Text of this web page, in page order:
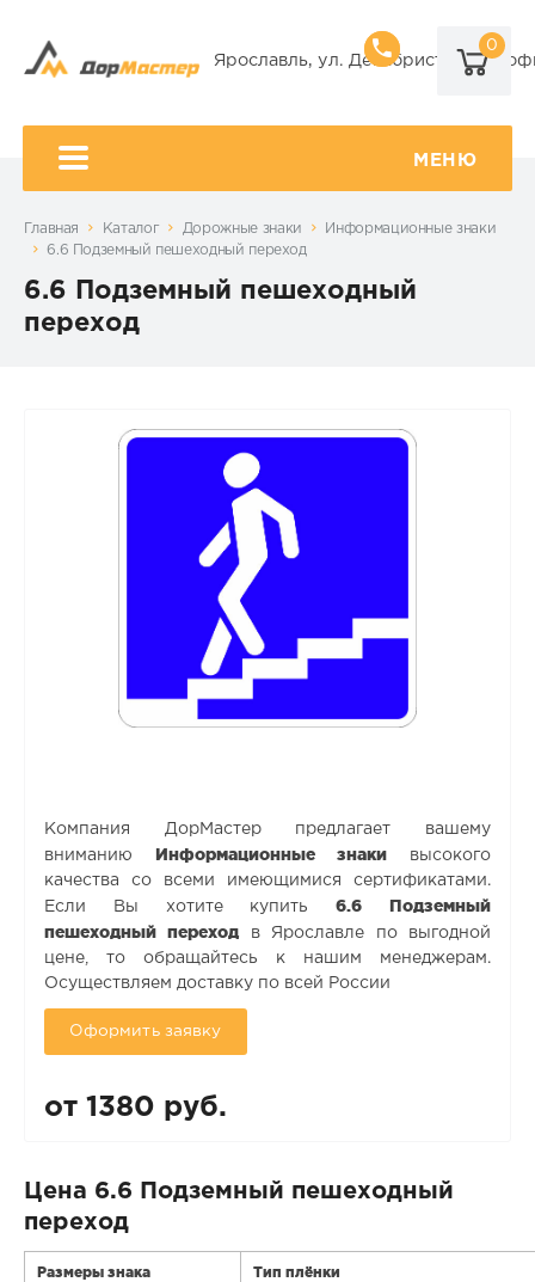
Ярославль, ул. Декабристов, 9А,
8 (920) 101-
0
МЕНЮ
Главная Каталог Дорожные знаки
Информационные знаки
6.6 Подземный пешеходный переход
6.6 Подземный пешеходный
переход
Компания ДорМастер предлагает вашему
вниманию Информационные знаки высокого
качества со всеми имеющимися сертификатами.
Если Вы хотите купить6.6 Подземный
пешеходный переход в Ярославле по выгодной
цене, то обращайтесь к нашим менеджерам.
Осуществляем доставку по всей России
Оформить заявку
от 1380 руб.
Цена 6.6 Подземный пешеходный
переход
Размеры знака Тип плёнки